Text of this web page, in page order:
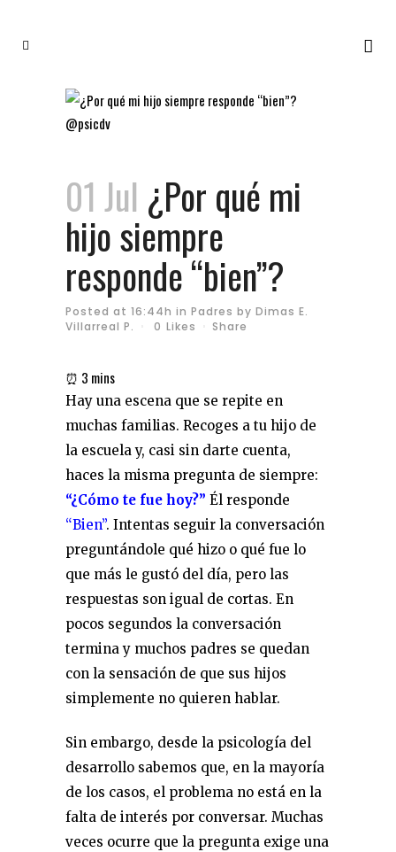
01 Jul ¿Por qué mi
hijo siempre
responde “bien”?
Posted at 16:44h in Padres by Dimas E.
Villarreal P.
0 Likes Share
Hay una escena que se repite en
muchas familias. Recoges a tu hijo de
la escuela y, casi sin darte cuenta,
haces la misma pregunta de siempre:
“¿Cómo te fue hoy?” Él responde
“Bien”. Intentas seguir la conversación
preguntándole qué hizo o qué fue lo
que más le gustó del día, pero las
respuestas son igual de cortas. En
pocos segundos la conversación
termina y muchos padres se quedan
con la sensación de que sus hijos
simplemente no quieren hablar.
Sin embargo, desde la psicología del
desarrollo sabemos que, en la mayoría
de los casos, el problema no está en la
falta de interés por conversar. Muchas
veces ocurre que la pregunta exige una